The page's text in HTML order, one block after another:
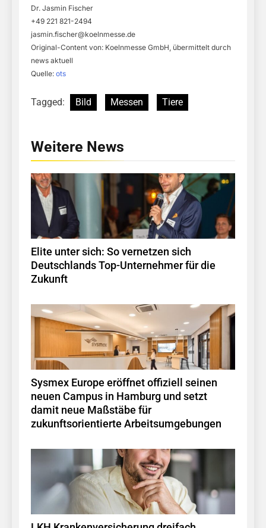
Dr. Jasmin Fischer
+49 221 821-2494
jasmin.fischer@koelnmesse.de
Original-Content von: Koelnmesse GmbH, übermittelt durch
news aktuell
Quelle: ots
Tagged: Bild Messen Tiere
Weitere News
Elite unter sich: So vernetzen sich
Deutschlands Top-Unternehmer für die
Zukunft
Sysmex Europe eröffnet offiziell seinen
neuen Campus in Hamburg und setzt
damit neue Maßstäbe für
zukunftsorientierte Arbeitsumgebungen